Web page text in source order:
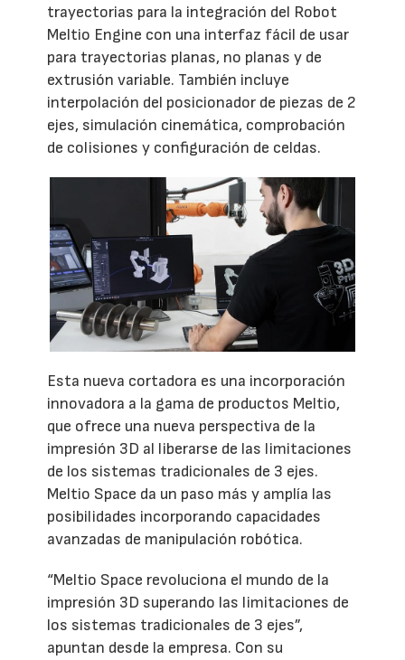
trayectorias para la integración del Robot
Meltio Engine con una interfaz fácil de usar
para trayectorias planas, no planas y de
extrusión variable. También incluye
interpolación del posicionador de piezas de 2
ejes, simulación cinemática, comprobación
de colisiones y configuración de celdas.
Esta nueva cortadora es una incorporación
innovadora a la gama de productos Meltio,
que ofrece una nueva perspectiva de la
impresión 3D al liberarse de las limitaciones
de los sistemas tradicionales de 3 ejes.
Meltio Space da un paso más y amplía las
posibilidades incorporando capacidades
avanzadas de manipulación robótica.
“Meltio Space revoluciona el mundo de la
impresión 3D superando las limitaciones de
los sistemas tradicionales de 3 ejes”,
apuntan desde la empresa. Con su